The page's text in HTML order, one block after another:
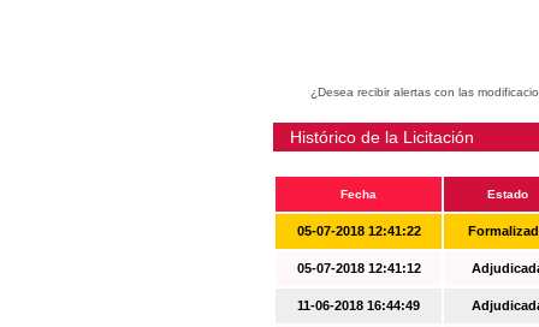
¿Desea recibir alertas con las
Histórico de la Licitación
Fecha Estado
05-07-2018 12:41:22
05-07-2018 12:41:12
11-06-2018 16:44:49